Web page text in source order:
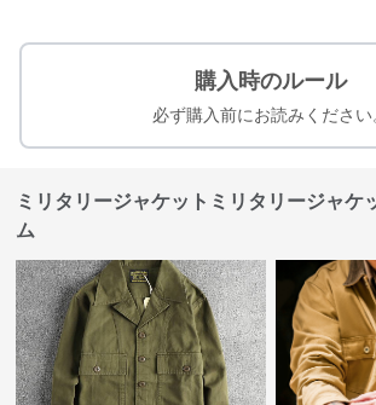
購入時のルール
必ず購入前にお読みください
ミリタリージャケットミリタリージャケ
ム